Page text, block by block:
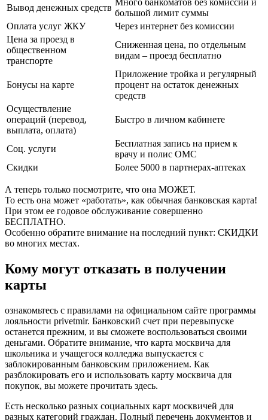
Вывод денежных средств
большой лимит суммы
Оплата услуг ЖКУ
Через интернет без комиссии
Цена за проезд в
общественном
транспорте
Сниженная цена, по отдельным
видам – проезд бесплатно
Бонусы на карте
Приложение тройка и регулярный
процент на остаток денежных
средств
Осуществление
операций (перевод,
выплата, оплата)
Быстро в личном кабинете
Соц. услуги
Бесплатная запись на прием к
врачу и полис ОМС
Скидки
Более 5000 в партнерах-аптеках
А теперь только посмотрите, что она МОЖЕТ.
То есть она может «работать», как обычная банковская карта!
При этом ее годовое обслуживание совершенно
БЕСПЛАТНО.
Особенно обратите внимание на последний пункт: СКИДКИ
во многих местах.
Кому могут отказать в получении
карты
ознакомьтесь с правилами на официальном сайте программы
лояльности privetmir. Банковский счет при перевыпуске
останется прежним, и вы сможете воспользоваться своими
деньгами. Обратите внимание, что карта москвича для
школьника и учащегося колледжа выпускается с
заблокированным банковским приложением. Как
разблокировать его и использовать карту москвича для
покупок, вы можете прочитать здесь.
Есть несколько разных социальных карт москвичей для
разных категорий граждан. Полный перечень документов и